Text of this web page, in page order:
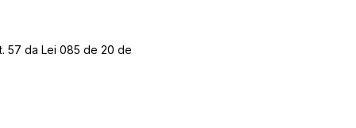
57 da Lei 085 de 20 de